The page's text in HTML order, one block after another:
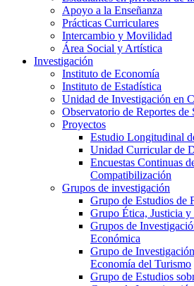
Apoyo a la Enseñanza
Prácticas Curriculares
Intercambio y Movilidad
Área Social y Artística
Investigación
Instituto de Economía
Instituto de Estadística
Unidad de Investigación en
Observatorio de Reportes de
Proyectos
Estudio Longitudinal
Unidad Curricular de
Encuestas Continuas
Compatibilización
Grupos de investigación
Grupo de Estudios de
Grupo Ética, Justicia y
Grupos de
Económica
Grupo de
Economía del Turismo
Grupo de Estudios